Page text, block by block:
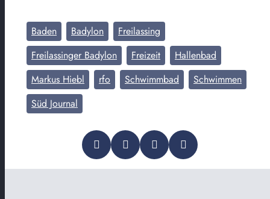
Baden Badylon
Freilassing
Freilassinger Badylon
Freizeit
Hallenbad
Markus Hiebl
rfo Schwimmbad
Schwimmen
Süd Journal